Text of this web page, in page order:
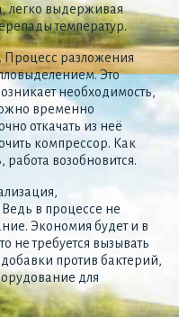
легко выдерживая
температур.
Процесс разложения
Это
необходимость,
временно
откачать из неё
компрессор. Как
работа возобновится.
в процессе не
Экономия будет и в
не требуется вызывать
против бактерий,
для